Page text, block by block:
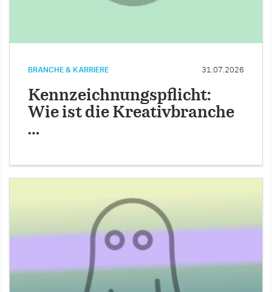
BRANCHE & KARRIERE 31.07.2026
Kennzeichnungspflicht:
Wie ist die Kreativbranche
…